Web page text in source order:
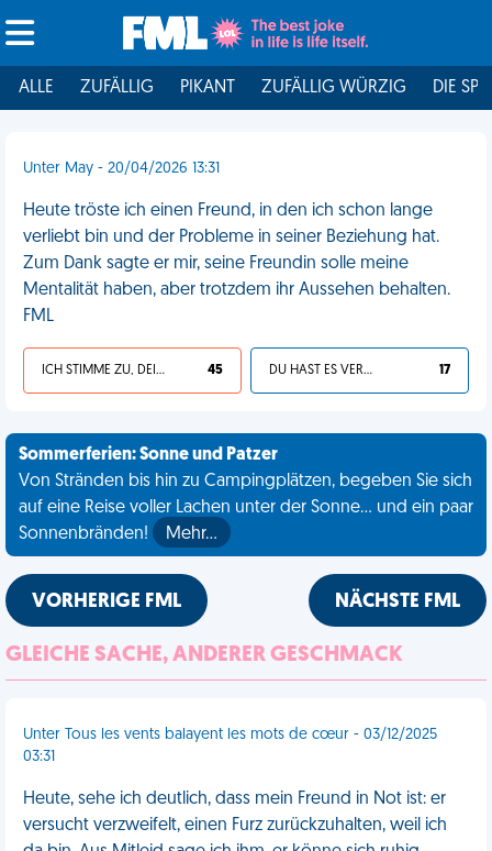
ALLE ZUFÄLLIG PIKANT ZUFÄLLIG WÜRZIG DIE
Unter May - 20/04/2026 13:31
Heute tröste ich einen Freund, in den ich schon lange
verliebt bin und der Probleme in seiner Beziehung hat.
Zum Dank sagte er mir, seine Freundin solle meine
Mentalität haben, aber trotzdem ihr Aussehen behalten.
FML
ICH STIMME ZU, DEIN LEBEN IST SCHEISSE 45 DU HAST ES VERDIENT 17
Sommerferien: Sonne und Patzer
Von Stränden bis hin zu Campingplätzen, begeben Sie sich
auf eine Reise voller Lachen unter der Sonne... und ein paar
Sonnenbränden!
Mehr…
VORHERIGE FML NÄCHSTE FML
GLEICHE SACHE, ANDERER GESCHMACK
Unter Tous les vents balayent les mots de cœur - 03/12/2025
03:31
Heute, sehe ich deutlich, dass mein Freund in Not ist: er
versucht verzweifelt, einen Furz zurückzuhalten, weil ich